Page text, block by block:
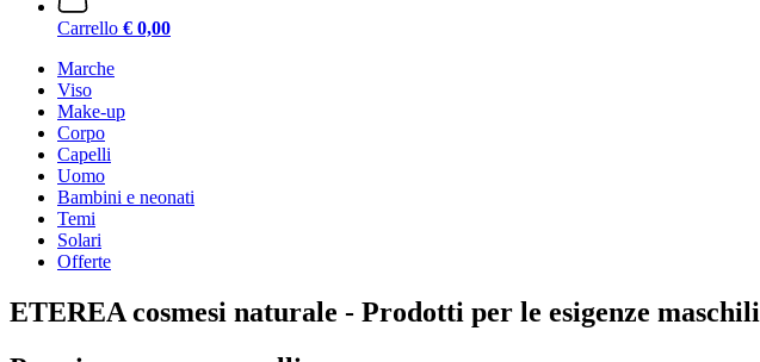
Carrello € 0,00
Marche
Viso
Make-up
Corpo
Capelli
Uomo
Bambini e neonati
Temi
Solari
Offerte
ETEREA cosmesi naturale - Prodotti per le esigenze maschili